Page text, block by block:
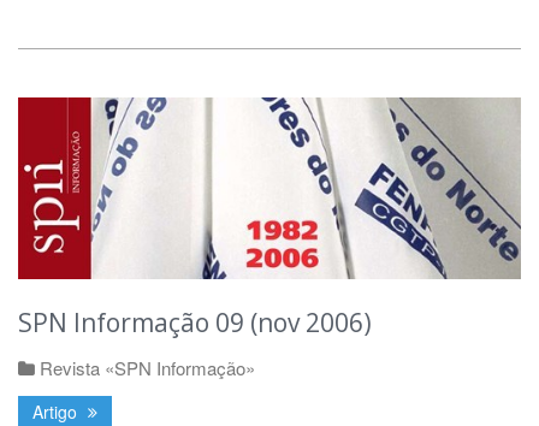
SPN Informação 09 (nov 2006)
Revista «SPN Informação»
Artigo